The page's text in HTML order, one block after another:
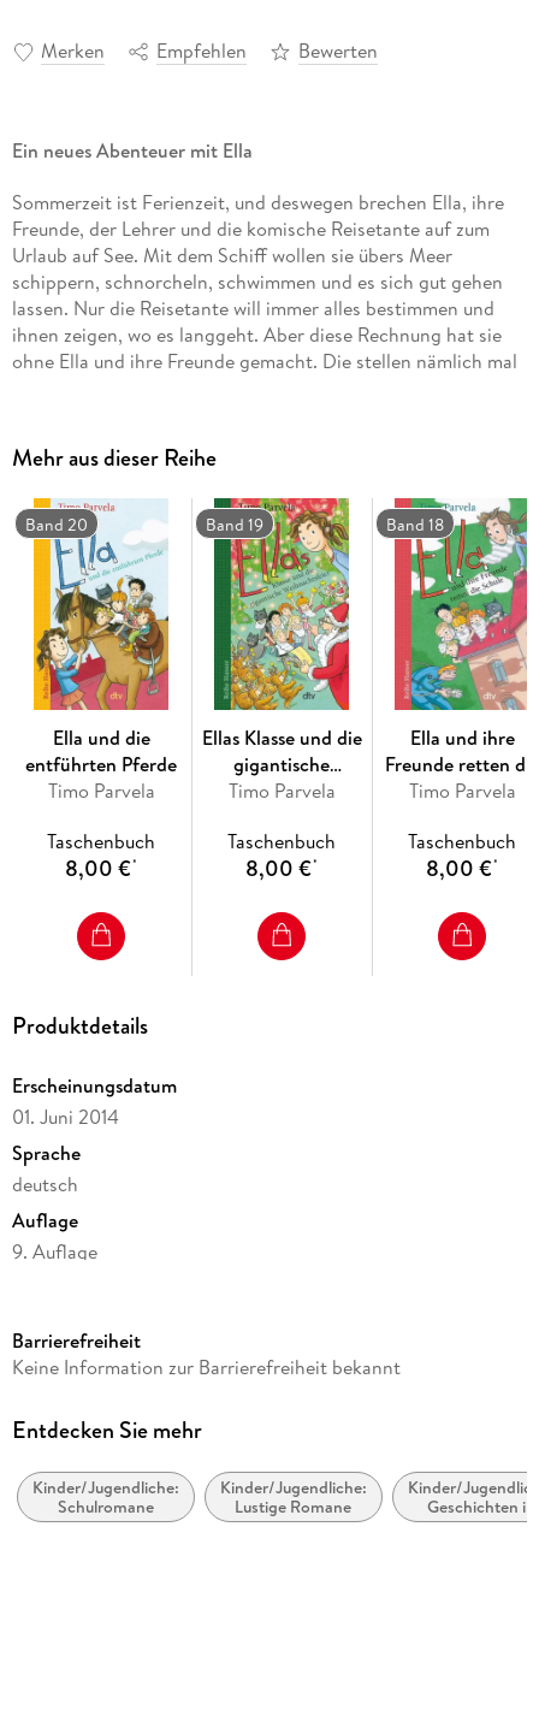
Merken Empfehlen Bewerten
Ein neues Abenteuer mit Ella
Sommerzeit ist Ferienzeit, und deswegen brechen Ella, ihre
Freunde, der Lehrer und die komische Reisetante auf zum
Urlaub auf See. Mit dem Schiff wollen sie übers Meer
schippern, schnorcheln, schwimmen und es sich gut gehen
lassen. Nur die Reisetante will immer alles bestimmen und
ihnen zeigen, wo es langgeht. Aber diese Rechnung hat sie
ohne Ella und ihre Freunde gemacht. Die stellen nämlich mal
nur dass man ihn ständig ins Wasser schmeißt, das findet er
nicht so toll.
Zu diesem Buch finden Sie Quizfragen auf antolin. de
Mehr aus dieser Reihe
Band 20
Ella und die
entführten Pferde
Timo Parvela
Taschenbuch
8,00 €*
Band 19
Ellas Klasse und die
gigantische
Weihnachtsfeier
Timo Parvela
Taschenbuch
8,00 €*
Band 18
Ella und ihre
Freunde retten die
Schule
Timo Parvela
Taschenbuch
8,00 €*
Produktdetails
Erscheinungsdatum
01. Juni 2014
Sprache
deutsch
Auflage
9. Auflage
Altersempfehlung
Reihe
Autor/Autorin
Timo Parvela
Barrierefreiheit
Keine Information zur Barrierefreiheit bekannt
Entdecken Sie mehr
Kinder/Jugendliche:
Schulromane
Kinder/Jugendliche:
Lustige Romane
Kinder/
Geschichten in
Übersetzung